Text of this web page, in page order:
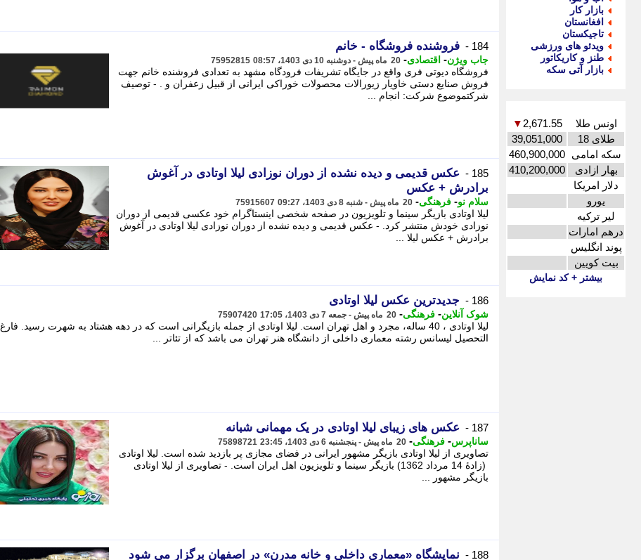
بازار کار
افغانستان
تاجیکستان
ویدئو های ورزشی
طنز و کاریکاتور
بازار آتی سکه
اونس طلا 2,671.55
▼
طلای 18
39,051,000
سکه امامی 460,900,000
بهار ازادی
410,200,000
دلار امریکا
یورو
لیر ترکیه
درهم امارات
پوند انگلیس
بیت کویین
بیشتر + کد نمایش
184 - فروشنده فروشگاه - خانم
جاب ویژن- اقتصادی- 20 ماه پیش - دوشنبه 10 دی 1403، 08:57 75952815
فروشگاه دیوتی فری واقع در جایگاه تشریفات فرودگاه مشهد به تعدادی فروشنده خانم جهت
فروش صنایع دستی خاویار زیورالات محصولات خوراکی ایرانی از قبیل زعفران و . - توصیف
شرکتموضوع شرکت: انجام ...
185 -
عکس قدیمی و دیده نشده از دوران نوزادی لیلا اوتادی در آغوش
برادرش + عکس
سلام نو- فرهنگی- 20 ماه پیش - شنبه 8 دی 1403، 09:27 75915607
لیلا اوتادی بازیگر سینما و تلویزیون در صفحه شخصی اینستاگرام خود عکسی قدیمی از دوران
نوزادی خودش منتشر کرد. - عکس قدیمی و دیده نشده از دوران نوزادی لیلا اوتادی در آغوش
برادرش + عکس لیلا ...
186 - جدیدترین عکس لیلا اوتادی
شوک آنلاین- فرهنگی- 20 ماه پیش - جمعه 7 دی 1403، 17:05 75907420
لیلا اوتادی ، 40 ساله، مجرد و اهل تهران است. لیلا اوتادی از جمله بازیگرانی است که در دهه هشتاد به شهرت رسید. فارغ
التحصیل لیسانس رشته معماری داخلی از دانشگاه هنر تهران می باشد که از تئاتر ...
187 - عکس های زیبای لیلا اوتادی در یک مهمانی شبانه
ساناپرس- فرهنگی- 20 ماه پیش - پنجشنبه 6 دی 1403، 23:45 75898721
تصاویری از لیلا اوتادی بازیگر مشهور ایرانی در فضای مجازی پر بازدید شده است. لیلا اوتادی
(زادهٔ 14 مرداد 1362) بازیگر سینما و تلویزیون اهل ایران است. - تصاویری از لیلا اوتادی
بازیگر مشهور ...
188 - نمایشگاه «معماری داخلی و خانه مدرن» در اصفهان برگزار می شود